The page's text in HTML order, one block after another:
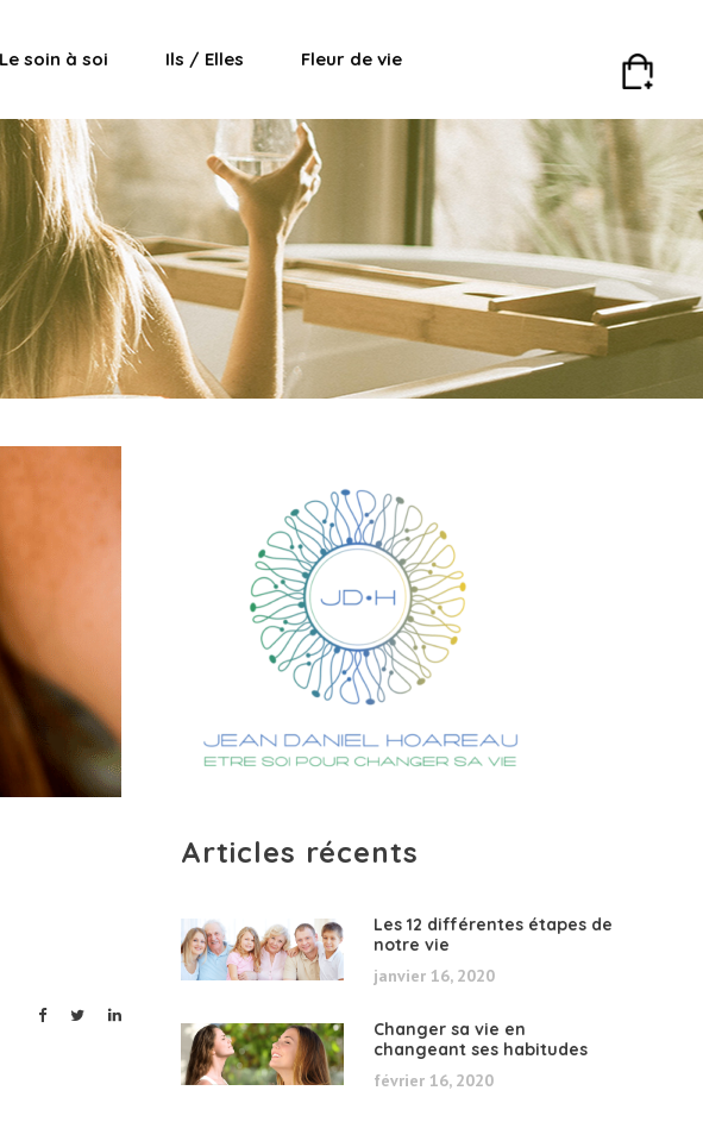
Le soin à soi Ils / Elles Fleur de vie
Articles récents
Les 12 différentes étapes de
notre vie
janvier 16, 2020
Changer sa vie en
changeant ses habitudes
février 16, 2020